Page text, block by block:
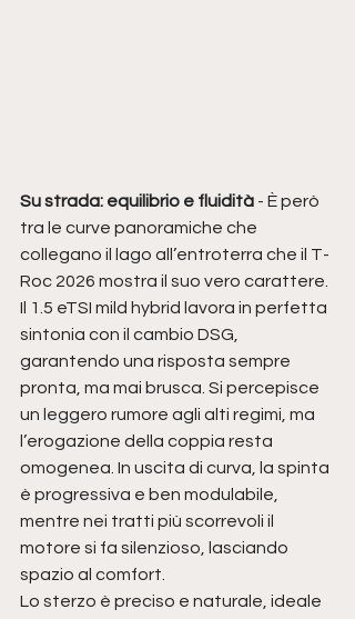
Su strada: equilibrio e fluidità - È però
tra le curve panoramiche che
collegano il lago all’entroterra che il T-
Roc 2026 mostra il suo vero carattere.
Il 1.5 eTSI mild hybrid lavora in perfetta
sintonia con il cambio DSG,
garantendo una risposta sempre
pronta, ma mai brusca. Si percepisce
un leggero rumore agli alti regimi, ma
l’erogazione della coppia resta
omogenea. In uscita di curva, la spinta
è progressiva e ben modulabile,
mentre nei tratti più scorrevoli il
motore si fa silenzioso, lasciando
spazio al comfort.
Lo sterzo è preciso e naturale, ideale